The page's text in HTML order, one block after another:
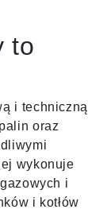
to
i techniczną
oraz
wykonuje
i
i kotłów